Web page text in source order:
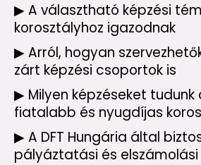
▶ A választható képzési
korosztályhoz igazodnak
▶ Arról, hogyan
zárt képzési csoportok is
▶ Milyen képzéseket tudunk
fiatalabb és nyugdíjas
▶ A DFT Hungária által
pályáztatási és